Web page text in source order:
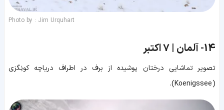
Photo by : Jim Urquhart
14- آلمان | 7 اکتبر
تصویر تماشایی درختان پوشیده از برف در اطراف دریاچه کونِگزی
( Koenigssee).